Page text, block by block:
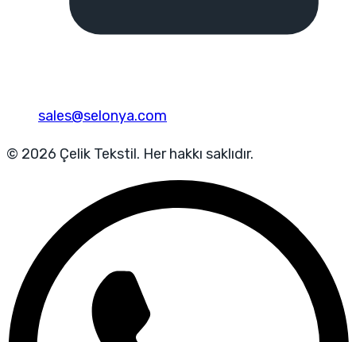
sales@selonya.com
© 2026 Çelik Tekstil. Her hakkı saklıdır.